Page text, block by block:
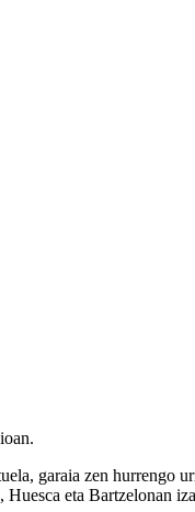
garaia zen hurrengo
eta Bartzelonan